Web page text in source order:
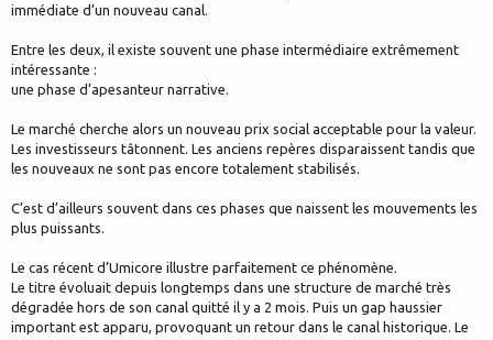
immédiate d’un nouveau canal.
Entre les deux, il existe souvent une phase intermédiaire extrêmement
intéressante :
une phase d’apesanteur narrative.
Le marché cherche alors un nouveau prix social acceptable pour la valeur.
Les investisseurs tâtonnent. Les anciens repères disparaissent tandis que
les nouveaux ne sont pas encore totalement stabilisés.
C’est d’ailleurs souvent dans ces phases que naissent les mouvements les
plus puissants.
Le cas récent d’Umicore illustre parfaitement ce phénomène.
Le titre évoluait depuis longtemps dans une structure de marché très
dégradée hors de son canal quitté il y a 2 mois. Puis un gap haussier
important est apparu, provoquant un retour dans le canal historique. Le